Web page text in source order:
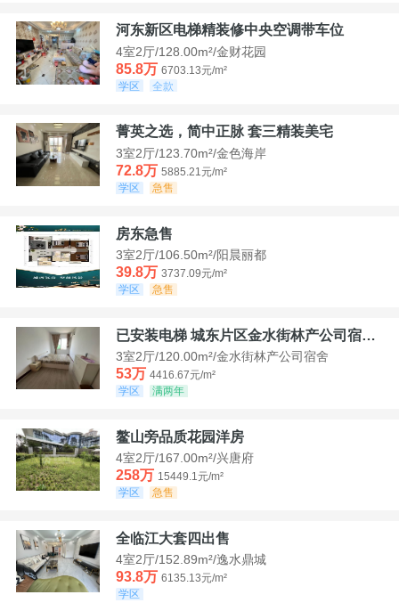
河东新区电梯精装修中央空调带车位
4室2厅/128.00m²/金财花园
85.8万 6703.13元/m²
学区
全款
菁英之选，简中正脉 套三精装美宅
3室2厅/123.70m²/金色海岸
72.8万 5885.21元/m²
学区
急售
房东急售
3室2厅/106.50m²/阳晨丽都
39.8万 3737.09元/m²
学区
急售
已安装电梯 城东片区金水街林产公司宿舍套三可看江景
3室2厅/120.00m²/金水街林产公司宿舍
53万 4416.67元/m²
学区
满两年
鳌山旁品质花园洋房
4室2厅/167.00m²/兴唐府
258万 15449.1元/m²
学区
急售
全临江大套四出售
4室2厅/152.89m²/逸水鼎城
93.8万 6135.13元/m²
学区